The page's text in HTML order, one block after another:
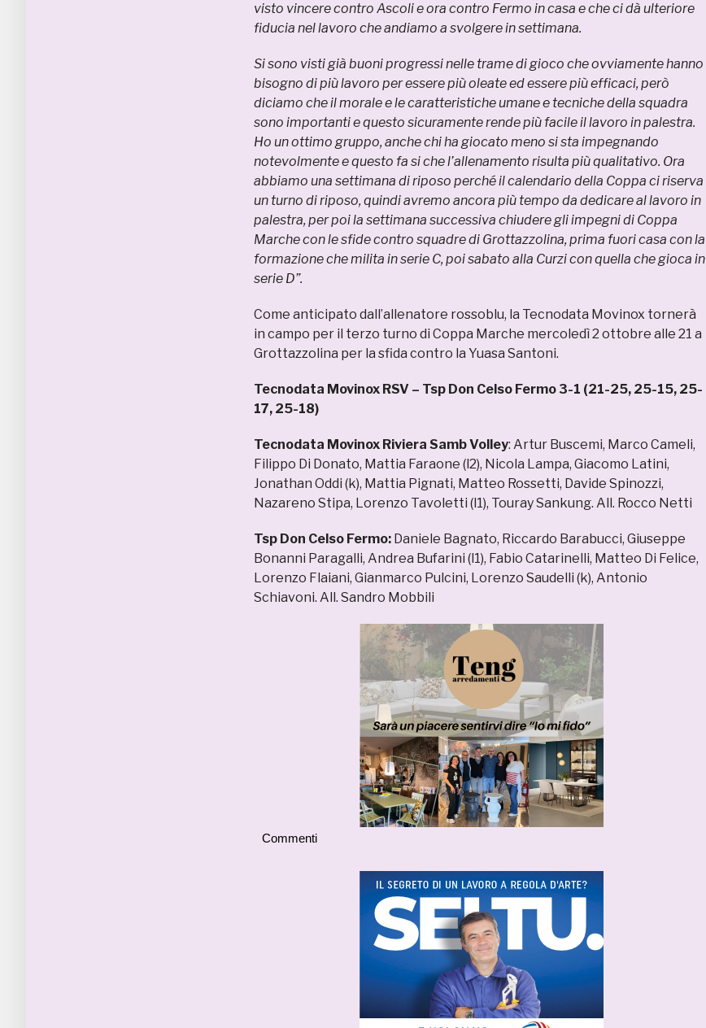
visto vincere contro Ascoli e ora contro Fermo in casa e che ci dà ulteriore
fiducia nel lavoro che andiamo a svolgere in settimana.
Si sono visti già buoni progressi nelle trame di gioco che ovviamente hanno
bisogno di più lavoro per essere più oleate ed essere più efficaci, però
diciamo che il morale e le caratteristiche umane e tecniche della squadra
sono importanti e questo sicuramente rende più facile il lavoro in palestra.
Ho un ottimo gruppo, anche chi ha giocato meno si sta impegnando
notevolmente e questo fa si che l’allenamento risulta più qualitativo. Ora
abbiamo una settimana di riposo perché il calendario della Coppa ci riserva
un turno di riposo, quindi avremo ancora più tempo da dedicare al lavoro in
palestra, per poi la settimana successiva chiudere gli impegni di Coppa
Marche con le sfide contro squadre di Grottazzolina, prima fuori casa con la
formazione che milita in serie C, poi sabato alla Curzi con quella che gioca in
serie D”.
Come anticipato dall’allenatore rossoblu, la Tecnodata Movinox tornerà
in campo per il terzo turno di Coppa Marche mercoledì 2 ottobre alle 21 a
Grottazzolina per la sfida contro la Yuasa Santoni.
Tecnodata Movinox RSV – Tsp Don Celso Fermo 3-1 (21-25, 25-15, 25-
17, 25-18)
Tecnodata Movinox Riviera Samb Volley: Artur Buscemi, Marco Cameli,
Filippo Di Donato, Mattia Faraone (l2), Nicola Lampa, Giacomo Latini,
Jonathan Oddi (k), Mattia Pignati, Matteo Rossetti, Davide Spinozzi,
Nazareno Stipa, Lorenzo Tavoletti (l1), Touray Sankung. All. Rocco Netti
Tsp Don Celso Fermo: Daniele Bagnato, Riccardo Barabucci, Giuseppe
Bonanni Paragalli, Andrea Bufarini (l1), Fabio Catarinelli, Matteo Di Felice,
Lorenzo Flaiani, Gianmarco Pulcini, Lorenzo Saudelli (k), Antonio
Schiavoni. All. Sandro Mobbili
Commenti